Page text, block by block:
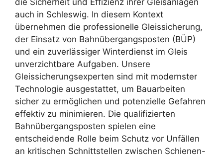
die Sicherheit und Effizienz ihrer Gleisanlagen
auch in Schleswig. In diesem Kontext
übernehmen die professionelle Gleissicherung,
der Einsatz von Bahnübergangsposten (BÜP)
und ein zuverlässiger Winterdienst im Gleis
unverzichtbare Aufgaben. Unsere
Gleissicherungsexperten sind mit modernster
Technologie ausgestattet, um Bauarbeiten
sicher zu ermöglichen und potenzielle Gefahren
effektiv zu minimieren. Die qualifizierten
Bahnübergangsposten spielen eine
entscheidende Rolle beim Schutz vor Unfällen
an kritischen Schnittstellen zwischen Schienen-